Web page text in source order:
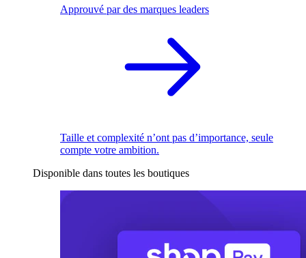
Approuvé par des marques leaders
Taille et complexité n’ont pas d’importance, seule
compte votre ambition.
Disponible dans toutes les boutiques